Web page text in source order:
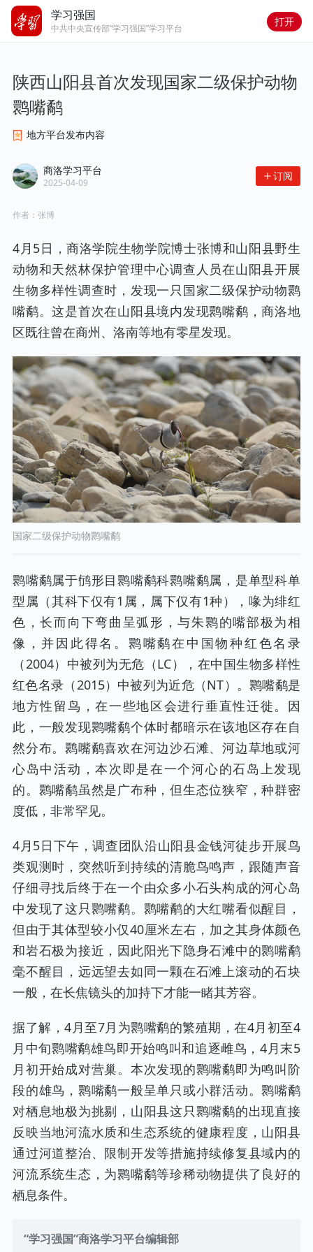
学习强国
中共中央宣传部“学习强国”学习平台
打开
陕西山阳县首次发现国家二级保护动物
鹮嘴鹬
地方平台发布内容
商洛学习平台
2025-04-09
订阅
作者： 张博
4月5日，商洛学院生物学院博士张博和山阳县野生
动物和天然林保护管理中心调查人员在山阳县开展
生物多样性调查时，发现一只国家二级保护动物鹮
嘴鹬。这是首次在山阳县境内发现鹮嘴鹬，商洛地
区既往曾在商州、洛南等地有零星发现。
国家二级保护动物鹮嘴鹬
鹮嘴鹬属于鸻形目鹮嘴鹬科鹮嘴鹬属，是单型科单
型属（其科下仅有1属，属下仅有1种），喙为绯红
色，长而向下弯曲呈弧形，与朱鹮的嘴部极为相
像，并因此得名。鹮嘴鹬在中国物种红色名录
（2004）中被列为无危（LC），在中国生物多样性
红色名录（2015）中被列为近危（NT）。鹮嘴鹬是
地方性留鸟，在一些地区会进行垂直性迁徙。因
此，一般发现鹮嘴鹬个体时都暗示在该地区存在自
然分布。鹮嘴鹬喜欢在河边沙石滩、河边草地或河
心岛中活动，本次即是在一个河心的石岛上发现
的。鹮嘴鹬虽然是广布种，但生态位狭窄，种群密
度低，非常罕见。
4月5日下午，调查团队沿山阳县金钱河徒步开展鸟
类观测时，突然听到持续的清脆鸟鸣声，跟随声音
仔细寻找后终于在一个由众多小石头构成的河心岛
中发现了这只鹮嘴鹬。鹮嘴鹬的大红嘴看似醒目，
但由于其体型较小仅40厘米左右，加之其身体颜色
和岩石极为接近，因此阳光下隐身石滩中的鹮嘴鹬
毫不醒目，远远望去如同一颗在石滩上滚动的石块
一般，在长焦镜头的加持下才能一睹其芳容。
据了解，4月至7月为鹮嘴鹬的繁殖期，在4月初至4
月中旬鹮嘴鹬雄鸟即开始鸣叫和追逐雌鸟，4月末5
月初开始成对营巢。本次发现的鹮嘴鹬即为鸣叫阶
段的雄鸟，鹮嘴鹬一般呈单只或小群活动。鹮嘴鹬
对栖息地极为挑剔，山阳县这只鹮嘴鹬的出现直接
反映当地河流水质和生态系统的健康程度，山阳县
通过河道整治、限制开发等措施持续修复县域内的
河流系统生态，为鹮嘴鹬等珍稀动物提供了良好的
栖息条件。
“学习强国”商洛学习平台编辑部